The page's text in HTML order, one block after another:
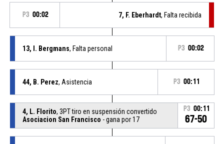
P3 00:02 7, F. Eberhardt, Falta recibida
13, I. Bergmans, Falta personal P3 00:02
44, B. Perez, Asistencia P3 00:11
4, L. Florito, 3PT tiro en suspensión convertido
Asociacion San Francisco - gana por 17
P3 00:11
67-50